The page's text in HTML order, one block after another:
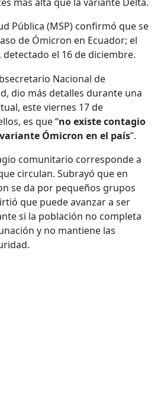
Pública (MSP) confirmó que se
de Ómicron en Ecuador; el
el 16 de diciembre.
Nacional de
dio más detalles durante una
este viernes 17 de
es que “no existe contagio
Ómicron en el país”.
comunitario corresponde a
circulan. Subrayó que en
se da por pequeños grupos
que puede avanzar a ser
si la población no completa
y no mantiene las